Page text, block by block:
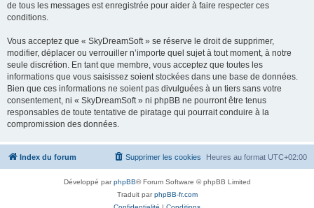
de tous les messages est enregistrée pour aider à faire respecter ces
conditions.
Vous acceptez que « SkyDreamSoft » se réserve le droit de supprimer,
modifier, déplacer ou verrouiller n’importe quel sujet à tout moment, à notre
seule discrétion. En tant que membre, vous acceptez que toutes les
informations que vous saisissez soient stockées dans une base de données.
Bien que ces informations ne soient pas divulguées à un tiers sans votre
consentement, ni « SkyDreamSoft » ni phpBB ne pourront être tenus
responsables de toute tentative de piratage qui pourrait conduire à la
compromission des données.
Index du forum Heures au format UTC+02:00
Supprimer les cookies
Développé parphpBB® Forum Software © phpBB Limited
Traduit parphpBB-fr.com